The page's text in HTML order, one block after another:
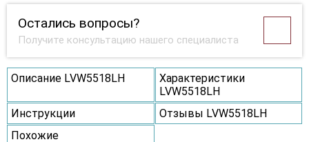
Остались вопросы?
Получите консультацию нашего специалиста
Описание LVW5518LH
Характеристики
LVW5518LH
Инструкции
Отзывы LVW5518LH
Похожие